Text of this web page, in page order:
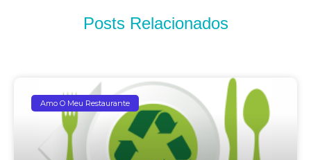
Posts Relacionados
Amo O Meu Restaurante